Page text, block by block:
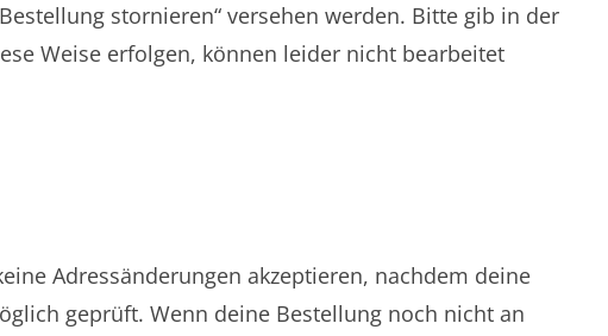
stornieren“ versehen werden. Bitte gib in der
Weise erfolgen, können leider nicht bearbeitet
Adressänderungen akzeptieren, nachdem deine
geprüft. Wenn deine Bestellung noch nicht an